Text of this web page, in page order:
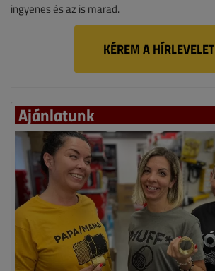
ingyenes és az is marad.
KÉREM A HÍRLEVELET
Ajánlatunk